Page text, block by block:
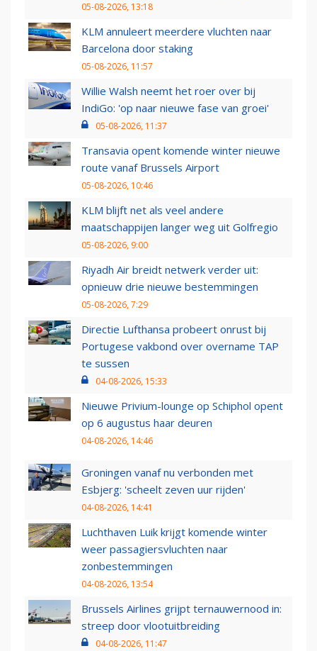
05-08-2026, 13:18
KLM annuleert meerdere vluchten naar
Barcelona door staking
05-08-2026, 11:57
Willie Walsh neemt het roer over bij
IndiGo: 'op naar nieuwe fase van groei'
05-08-2026, 11:37
Transavia opent komende winter nieuwe
route vanaf Brussels Airport
05-08-2026, 10:46
KLM blijft net als veel andere
maatschappijen langer weg uit Golfregio
05-08-2026, 9:00
Riyadh Air breidt netwerk verder uit:
opnieuw drie nieuwe bestemmingen
05-08-2026, 7:29
Directie Lufthansa probeert onrust bij
Portugese vakbond over overname TAP
te sussen
04-08-2026, 15:33
Nieuwe Privium-lounge op Schiphol opent
op 6 augustus haar deuren
04-08-2026, 14:46
Groningen vanaf nu verbonden met
Esbjerg: 'scheelt zeven uur rijden'
04-08-2026, 14:41
Luchthaven Luik krijgt komende winter
weer passagiersvluchten naar
zonbestemmingen
04-08-2026, 13:54
Brussels Airlines grijpt ternauwernood in:
streep door vlootuitbreiding
04-08-2026, 11:47